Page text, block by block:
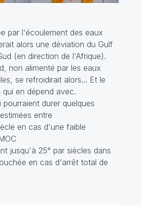
par l'écoulement des eaux
alors une déviation du Gulf
(en direction de l'Afrique).
non alimenté par les eaux
se refroidirait alors... Et le
qui en dépend avec.
pourraient durer quelques
entre
en cas d'une faible
jusqu'à 25° par siècles dans
en cas d'arrêt total de